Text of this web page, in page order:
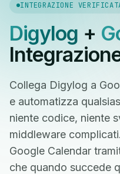
INTEGRAZIONE
Digylog +
Collega Digylog a
e automatizza
niente codice, niente
middleware
Google Calendar
che quando succede